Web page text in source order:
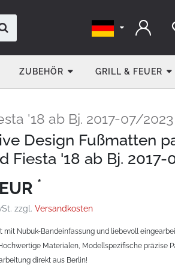
ZUBEHÖR GRILL & FEUER
'18 ab Bj. 2017-07/2023
Design Fußmatten
Fiesta '18 ab Bj. 2017-
*
zzgl. Versandkosten
mit Nubuk-Bandeinfassung und liebevoll
Materialen, Modellspezifische präzise
direkt aus Berlin!